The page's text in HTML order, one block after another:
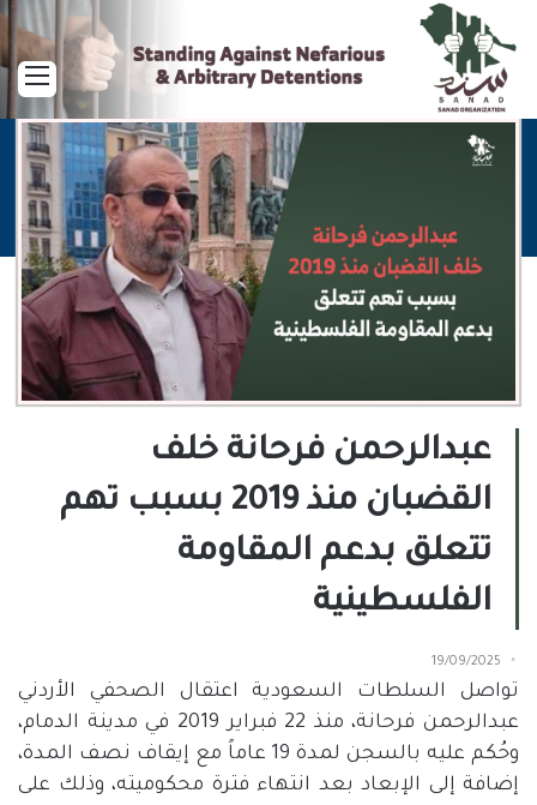
عبدالرحمن فرحانة خلف
القضبان منذ 2019 بسبب تهم
تتعلق بدعم المقاومة
الفلسطينية
19/09/2025
تواصل السلطات السعودية اعتقال الصحفي الأردني
عبدالرحمن فرحانة، منذ
فبراير2019
في مدينة الدمام،
وحُكم عليه بالسجن لمدة
عاماً مع إيقاف نصف المدة،
إضافة إلى الإبعاد بعد انتهاء فترة محكوميته، وذلك على